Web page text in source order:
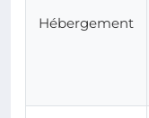
Hébergement